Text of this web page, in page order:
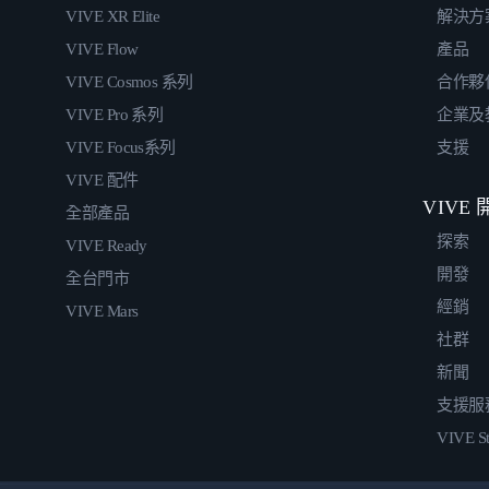
VIVE XR Elite
VIVE Flow
VIVE Cosmos 系列
VIVE Pro 系列
VIVE Focus系列
VIVE 配件
全部產品
VIVE Ready
全台門市
VIVE Mars
解決方
產品
合作夥
企業及
支援
VIVE
探索
開發
經銷
社群
新聞
支援服
VIVE